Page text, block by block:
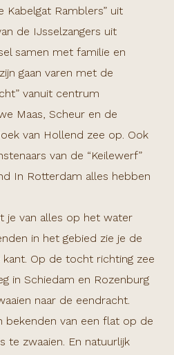
Kabelgat Ramblers” uit
de IJsselzangers uit
samen met familie en
gaan varen met de
vanuit centrum
Maas, Scheur en de
van Hollend zee op. Ook
van de “Keilewerf”
In Rotterdam alles hebben
je van alles op het water
in het gebied zie je de
Op de tocht richting zee
in Schiedam en Rozenburg
naar de eendracht.
bekenden van een flat op de
te zwaaien. En natuurlijk